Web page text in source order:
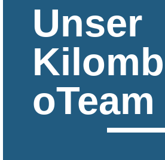
Unser
Kilomb
oTeam